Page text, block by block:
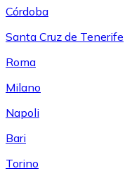
Córdoba
Santa Cruz de Tenerife
Roma
Milano
Napoli
Bari
Torino